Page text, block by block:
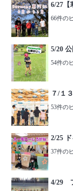
6/27【
66件の
5/20
54件の
７/１
53件の
2/25
37件の
4/29